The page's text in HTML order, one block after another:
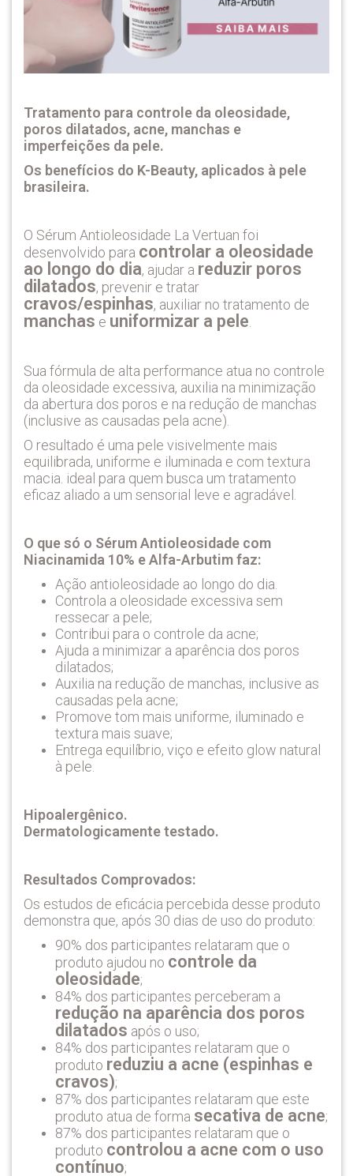
Tratamento para controle da oleosidade,
poros dilatados, acne, manchas e
imperfeições da pele.
Os benefícios do K-Beauty, aplicados à pele
brasileira.
O Sérum Antioleosidade La Vertuan foi
desenvolvido para controlar a oleosidade
ao longo do dia, ajudar a reduzir poros
dilatados, prevenir e tratar
cravos/espinhas, auxiliar no tratamento de
manchas e uniformizar a pele
Sua fórmula de alta performance atua no controle
da oleosidade excessiva, auxilia na minimização
da abertura dos poros e na redução de manchas
(inclusive as causadas pela acne).
O resultado é uma pele visivelmente mais
equilibrada, uniforme e iluminada e com textura
macia. ideal para quem busca um tratamento
eficaz aliado a um sensorial leve e agradável.
O que só o Sérum Antioleosidade com
Niacinamida 10% e Alfa-Arbutim faz:
Ação antioleosidade ao longo do dia.
Controla a oleosidade excessiva sem
ressecar a pele;
Contribui para o controle da acne;
Ajuda a minimizar a aparência dos poros
dilatados;
Auxilia na redução de manchas, inclusive as
causadas pela acne;
Promove tom mais uniforme, iluminado e
textura mais suave;
Entrega equilíbrio, viço e efeito glow natural
à pele.
Hipoalergênico.
Dermatologicamente testado.
Resultados Comprovados:
Os estudos de eficácia percebida desse produto
demonstra que, após 30 dias de uso do produto:
90% dos participantes relataram que o
produto ajudou no controle da
oleosidade;
84% dos participantes perceberam a
redução na aparência dos poros
dilatados após o uso;
84% dos participantes relataram que o
produto reduziu a acne (espinhas e
cravos);
87% dos participantes relataram que este
produto atua de forma secativa de acne;
87% dos participantes relataram que o
produto controlou a acne com o uso
contínuo;